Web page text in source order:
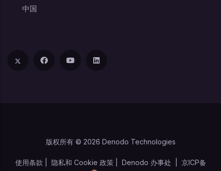
中国
版权所有 © 2026 Denodo Technologies
使用条款 隐私和 Cookie 政策| Denodo 办事处 京ICP备